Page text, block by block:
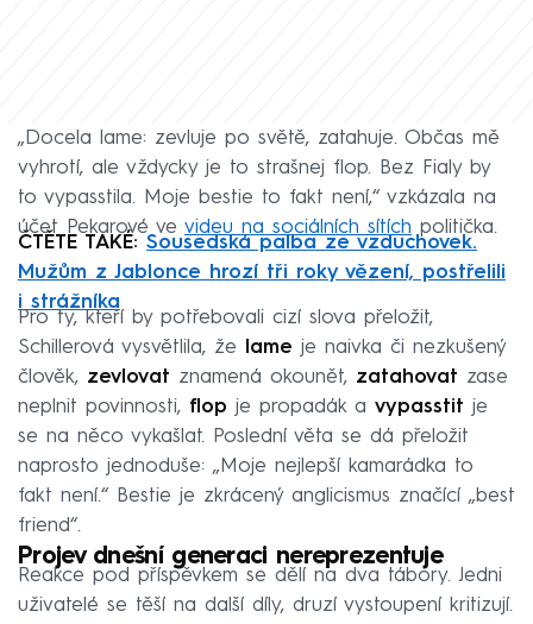
„Docela lame: zevluje po světě, zatahuje. Občas mě
vyhrotí, ale vždycky je to strašnej flop. Bez Fialy by
to vypasstila. Moje bestie to fakt není,“ vzkázala na
účet Pekarové ve videu na sociálních sítích politička.
ČTĚTE TAKÉ: Sousedská palba ze vzduchovek.
Mužům z Jablonce hrozí tři roky vězení, postřelili
i strážníka
Pro ty, kteří by potřebovali cizí slova přeložit,
Schillerová vysvětlila, že lame je naivka či nezkušený
člověk, zevlovat znamená okounět, zatahovat zase
neplnit povinnosti, flop je propadák a vypasstit je
se na něco vykašlat. Poslední věta se dá přeložit
naprosto jednoduše: „Moje nejlepší kamarádka to
fakt není.“ Bestie je zkrácený anglicismus značící „best
friend“.
Projev dnešní generaci nereprezentuje
Reakce pod příspěvkem se dělí na dva tábory. Jedni
uživatelé se těší na další díly, druzí vystoupení kritizují.